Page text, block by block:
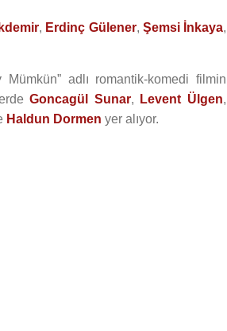
, Erdinç Gülener, Şemsi İnkaya,
Mümkün” adlı romantik-komedi filmin
Goncagül Sunar, Levent Ülgen,
Haldun Dormen yer alıyor.